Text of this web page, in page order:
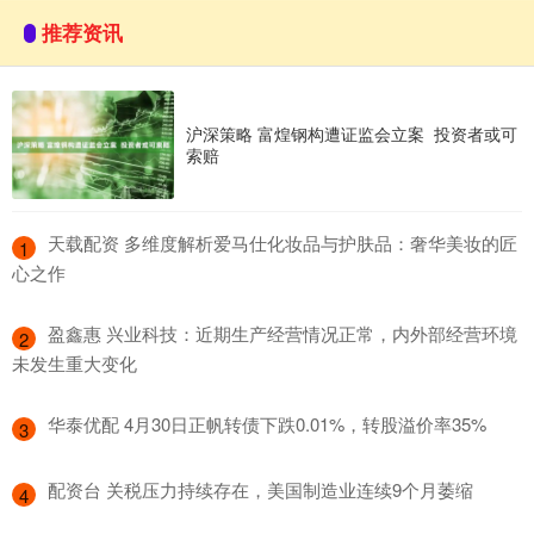
推荐资讯
沪深策略 富煌钢构遭证监会立案 投资者或可
索赔
1
​天载配资 多维度解析爱马仕化妆品与护肤品：奢华美妆的匠
心之作
2
​盈鑫惠 兴业科技：近期生产经营情况正常，内外部经营环境
未发生重大变化
3 ​华泰优配 4月30日正帆转债下跌0.01%，转股溢价率35%
4 ​配资台 关税压力持续存在，美国制造业连续9个月萎缩